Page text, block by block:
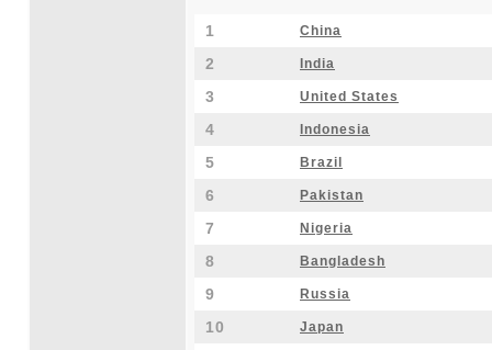
1 China
2 India
3 United States
4 Indonesia
5 Brazil
6 Pakistan
7 Nigeria
8 Bangladesh
9 Russia
10 Japan